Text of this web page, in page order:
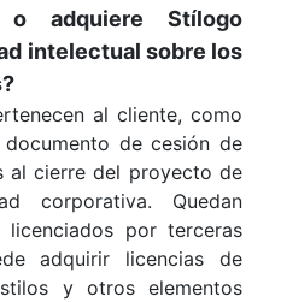
adquiere Stílogo
intelectual sobre los
al cliente, como
de cesión de
al cierre del proyecto de
corporativa. Quedan
por terceras
adquirir licencias de
y otros elementos